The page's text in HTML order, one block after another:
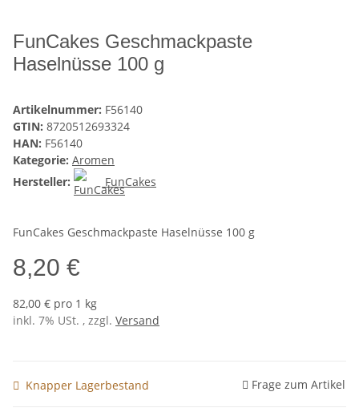
FunCakes Geschmackpaste
Haselnüsse 100 g
Artikelnummer: F56140
GTIN: 8720512693324
HAN: F56140
Kategorie: Aromen
Hersteller:
FunCakes
FunCakes Geschmackpaste Haselnüsse 100 g
8,20 €
82,00 € pro 1 kg
inkl. 7% USt. , zzgl. Versand
Knapper Lagerbestand Frage zum Artikel